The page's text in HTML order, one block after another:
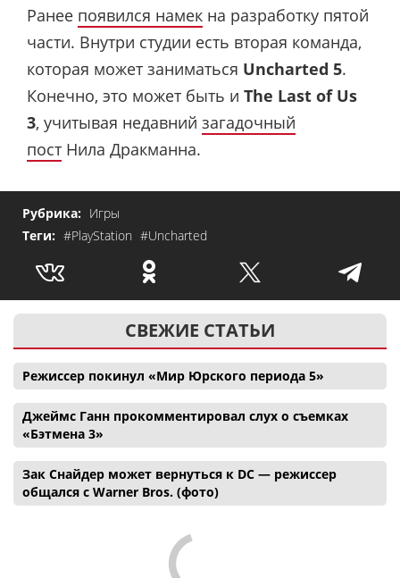
Ранее появился намек на разработку пятой
части. Внутри студии есть вторая команда,
которая может заниматься Uncharted 5.
Конечно, это может быть и The Last of Us
3, учитывая недавний загадочный
пост Нила Дракманна.
Рубрика: Игры
Теги: #PlayStation #Uncharted
СВЕЖИЕ СТАТЬИ
Режиссер покинул «Мир Юрского периода 5»
Джеймс Ганн прокомментировал слух о съемках
«Бэтмена 3»
Зак Снайдер может вернуться к DC — режиссер
общался с Warner Bros. (фото)